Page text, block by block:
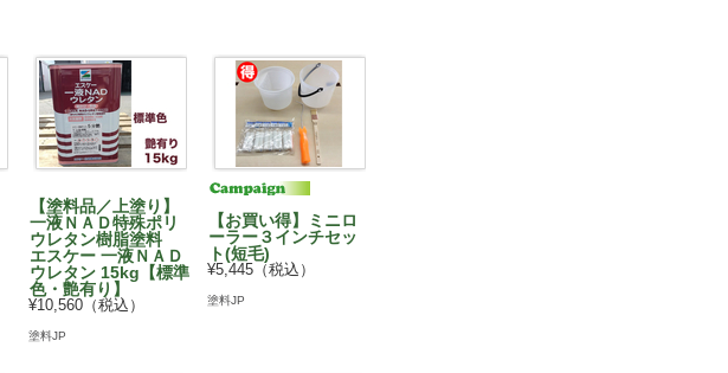
【塗料品／上塗り】
一液ＮＡＤ特殊ポリ
ウレタン樹脂塗料
エスケー 一液ＮＡＤ
ウレタン 15kg【標準
色・艶有り】
¥10,560（税込）
塗料JP
【お買い得】ミニロ
ーラー３インチセッ
ト(短毛)
¥5,445（税込）
塗料JP